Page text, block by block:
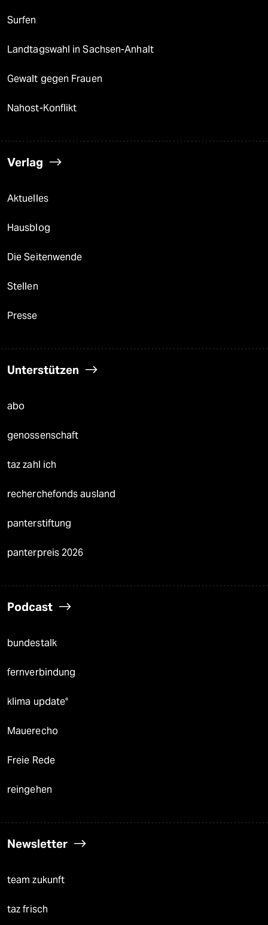
Surfen
Landtagswahl in Sachsen-Anhalt
Gewalt gegen Frauen
Nahost-Konflikt
Verlag
Aktuelles
Hausblog
Die Seitenwende
Stellen
Presse
Unterstützen
abo
genossenschaft
taz zahl ich
recherchefonds ausland
panterstiftung
panterpreis 2026
Podcast
bundestalk
fernverbindung
klima update°
Mauerecho
Freie Rede
reingehen
Newsletter
team zukunft
taz frisch